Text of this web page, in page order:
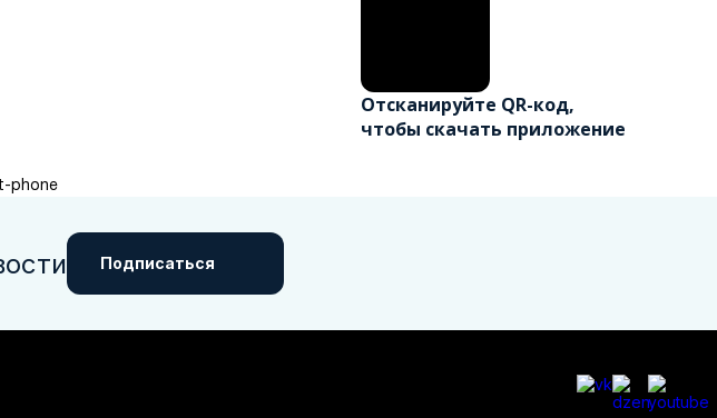
Отсканируйте QR-код,
чтобы скачать приложение
Подписаться